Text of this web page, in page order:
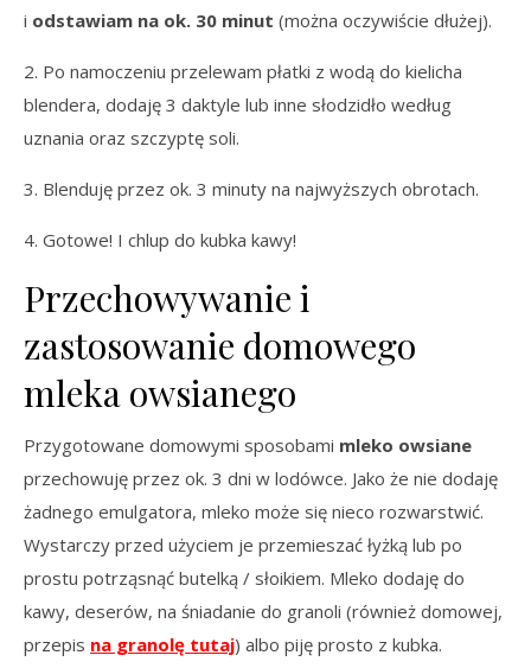
i odstawiam na ok. 30 minut (można oczywiście dłużej).
2. Po namoczeniu przelewam płatki z wodą do kielicha
blendera, dodaję 3 daktyle lub inne słodzidło według
uznania oraz szczyptę soli.
3. Blenduję przez ok. 3 minuty na najwyższych obrotach.
4. Gotowe! I chlup do kubka kawy!
Przechowywanie i
zastosowanie domowego
mleka owsianego
Przygotowane domowymi sposobami mleko owsiane
przechowuję przez ok. 3 dni w lodówce. Jako że nie dodaję
żadnego emulgatora, mleko może się nieco rozwarstwić.
Wystarczy przed użyciem je przemieszać łyżką lub po
prostu potrząsnąć butelką / słoikiem. Mleko dodaję do
kawy, deserów, na śniadanie do granoli (również domowej,
przepis na granolę tutaj) albo piję prosto z kubka.